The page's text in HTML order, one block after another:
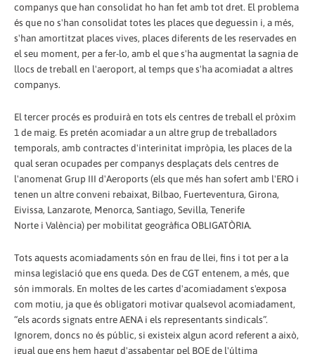
companys que han consolidat ho han fet amb tot dret. El problema
és que no s'han consolidat totes les places que deguessin i, a més,
s'han amortitzat places vives, places diferents de les reservades en
el seu moment, per a fer-lo, amb el que s'ha augmentat la sagnia de
llocs de treball en l'aeroport, al temps que s'ha acomiadat a altres
companys.
El tercer procés es produirà en tots els centres de treball el pròxim
1 de maig. Es pretén acomiadar a un altre grup de treballadors
temporals, amb contractes d'interinitat impròpia, les places de la
qual seran ocupades per companys desplaçats dels centres de
l'anomenat Grup III d'Aeroports (els que més han sofert amb l'ERO i
tenen un altre conveni rebaixat, Bilbao, Fuerteventura, Girona,
Eivissa, Lanzarote, Menorca, Santiago, Sevilla, Tenerife
Norte i València) per mobilitat geogràfica OBLIGATÒRIA.
Tots aquests acomiadaments són en frau de llei, fins i tot per a la
minsa legislació que ens queda. Des de CGT entenem, a més, que
són immorals. En moltes de les cartes d'acomiadament s'exposa
com motiu, ja que és obligatori motivar qualsevol acomiadament,
“els acords signats entre AENA i els representants sindicals”.
Ignorem, doncs no és públic, si existeix algun acord referent a això,
igual que ens hem hagut d'assabentar pel BOE de l'última